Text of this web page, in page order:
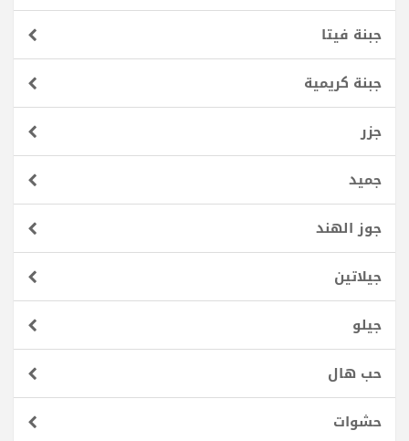
جبنة فيتا
جبنة كريمية
جزر
جميد
جوز الهند
جيلاتين
جيلو
حب هال
حشوات